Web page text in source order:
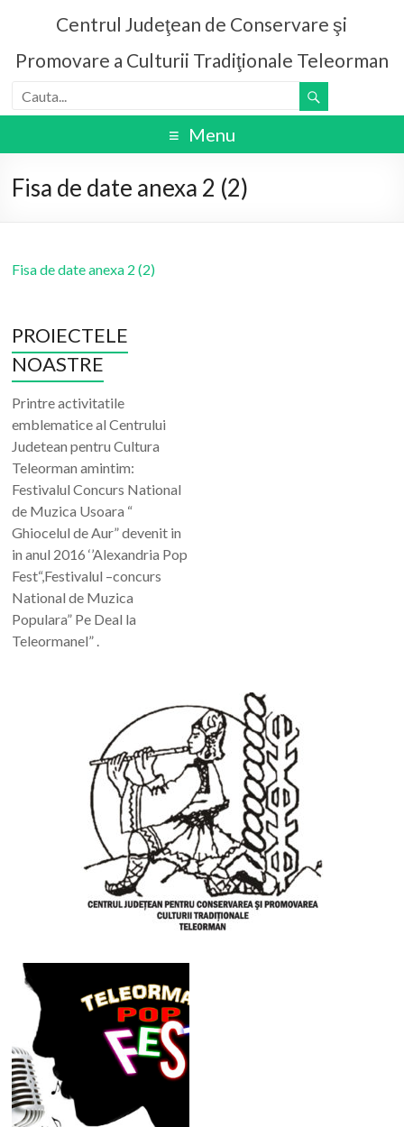
Centrul Judeţean de Conservare şi
Promovare a Culturii Tradiţionale Teleorman
Menu
Fisa de date anexa 2 (2)
Fisa de date anexa 2 (2)
PROIECTELE
NOASTRE
Printre activitatile
emblematice al Centrului
Judetean pentru Cultura
Teleorman amintim:
Festivalul Concurs National
de Muzica Usoara “
Ghiocelul de Aur” devenit in
in anul 2016 ‘’Alexandria Pop
Fest“,Festivalul –concurs
National de Muzica
Populara” Pe Deal la
Teleormanel” .